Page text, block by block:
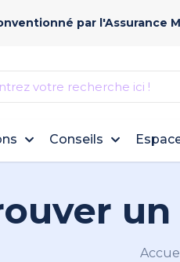
par l'Assurance
Conseils